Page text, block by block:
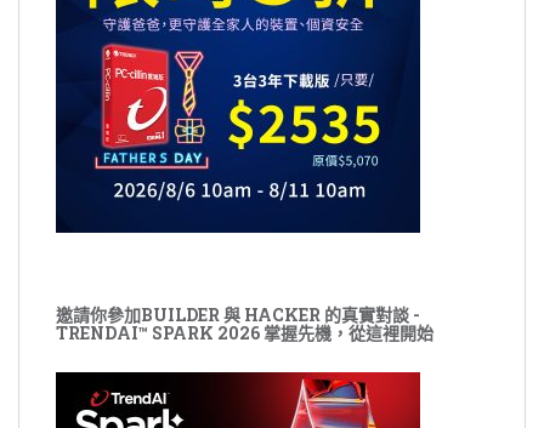
邀請你參加BUILDER 與 HACKER 的真實對談 -
TRENDAI™ SPARK 2026 掌握先機，從這裡開始